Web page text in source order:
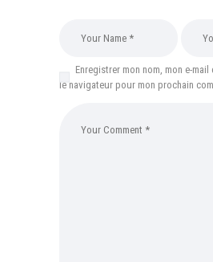
Enregistrer mon nom, mon e-
le navigateur pour mon prochain